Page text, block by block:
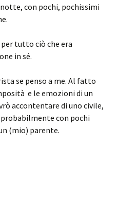
con pochi, pochissimi
tutto ciò che era
in sé.
se penso a me. Al fatto
e le emozioni di un
accontentare di uno civile,
con pochi
(mio) parente.